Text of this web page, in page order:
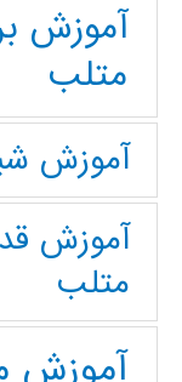
آموزش
متلب
آموزش
آموزش
متلب
آموزش